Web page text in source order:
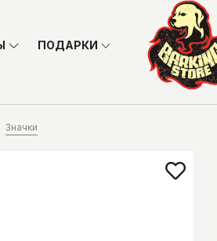
ПОДАРКИ
Значки